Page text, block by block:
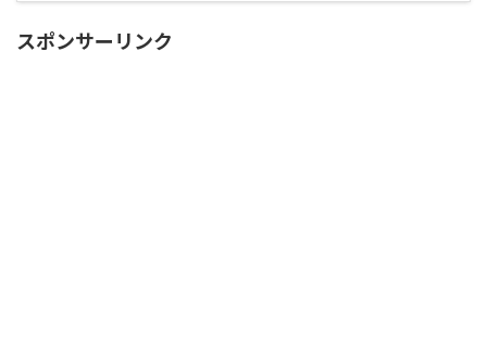
スポンサーリンク